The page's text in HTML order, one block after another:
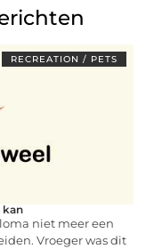
RECREATION / PETS
kan
niet meer een
Vroeger was dit